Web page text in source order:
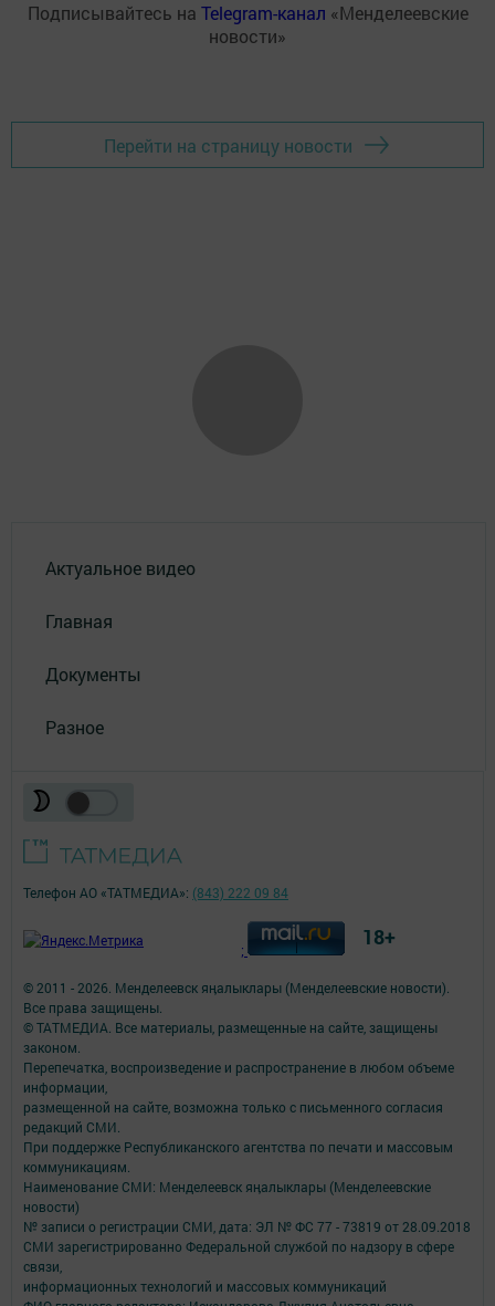
Подписывайтесь на Telegram-канал «Менделеевские
новости»
Перейти на страницу новости
Актуальное видео
Главная
Документы
Разное
© 2011 - 2026. Менделеевск яӊалыклары (Менделеевские новости).
Все права защищены.
© ТАТМЕДИА. Все материалы, размещенные на сайте, защищены
законом.
Перепечатка, воспроизведение и распространение в любом объеме
информации,
размещенной на сайте, возможна только с письменного согласия
редакций СМИ.
При поддержке Республиканского агентства по печати и массовым
коммуникациям.
Наименование СМИ: Менделеевск яӊалыклары (Менделеевские
новости)
№ записи о регистрации СМИ, дата: ЭЛ № ФС 77 - 73819 от 28.09.2018
СМИ зарегистрированно Федеральной службой по надзору в сфере
связи,
информационных технологий и массовых коммуникаций
Телефон АО «ТАТМЕДИА»: (843) 222 09 84
; 18+